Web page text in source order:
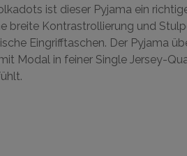
ist dieser Pyjama ein
breite Kontrastrollierung und
Eingrifftaschen. Der Pyjama
Modal in feiner Single Jersey-